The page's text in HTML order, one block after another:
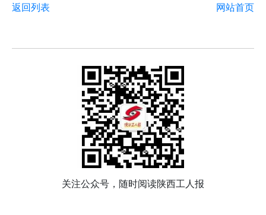
返回列表 网站首页
关注公众号，随时阅读陕西工人报